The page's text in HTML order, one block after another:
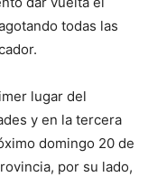
todas las
lugar del
y en la tercera
domingo 20 de
por su lado,